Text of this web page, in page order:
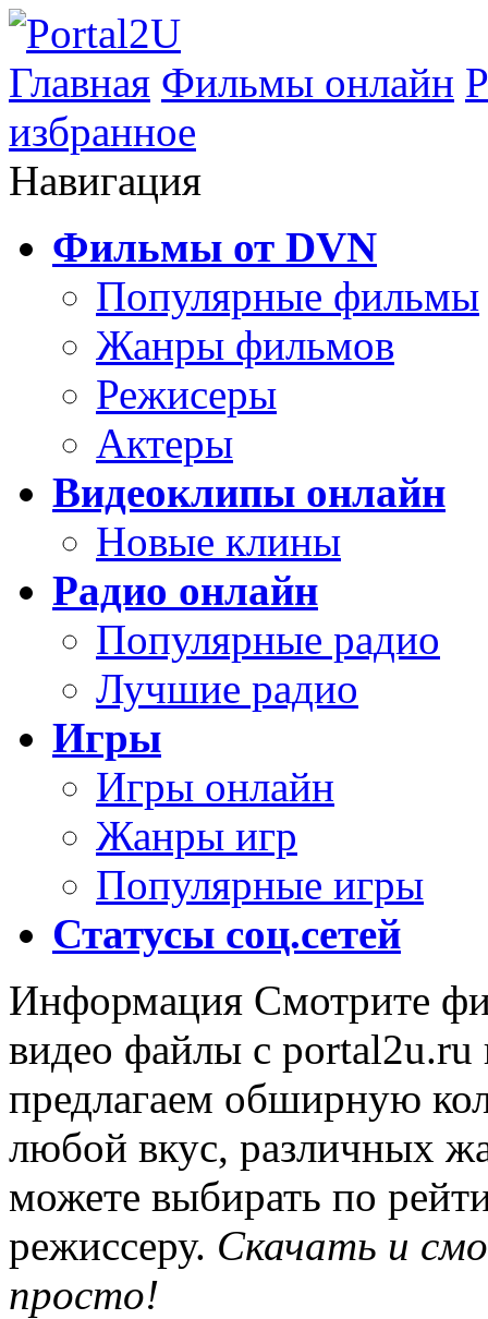
Главная Фильмы онлайн
избранное
Навигация
Фильмы от DVN
Популярные фильмы
Жанры фильмов
Режисеры
Актеры
Видеоклипы онлайн
Новые клины
Радио онлайн
Популярные радио
Лучшие радио
Игры
Игры онлайн
Жанры игр
Популярные игры
Статусы соц.сетей
Информация Смотрите
видео файлы с
предлагаем обширную
любой вкус, различных
можете выбирать по
режиссеру. Скачать и
просто!